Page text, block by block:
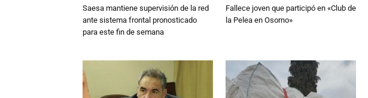
Saesa mantiene supervisión de la red
ante sistema frontal pronosticado
para este fin de semana
Fallece joven que participó en «Club de
la Pelea en Osorno»